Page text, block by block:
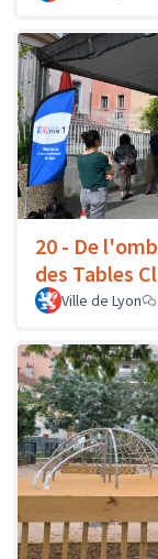
20 - De
des Tables
Ville de Lyon